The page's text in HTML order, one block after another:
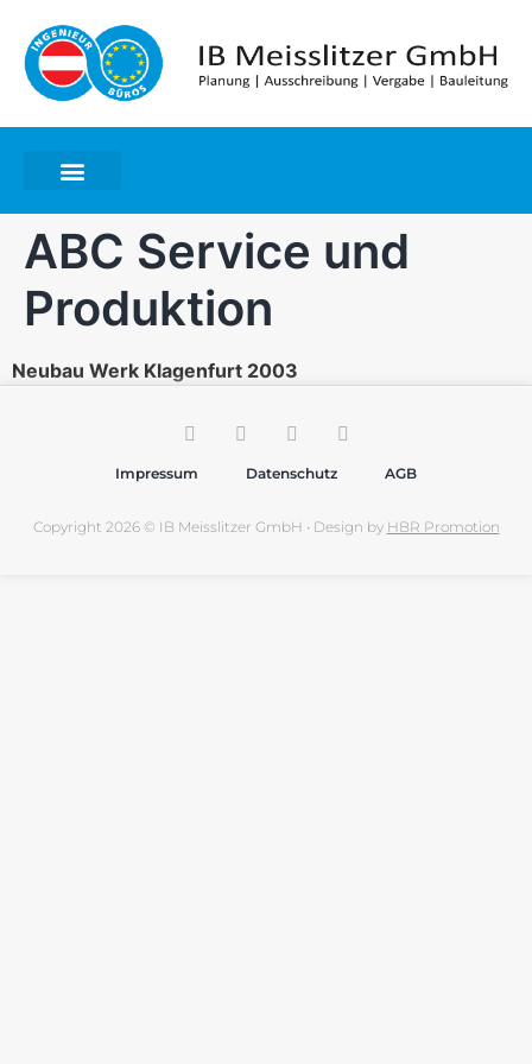
ABC Service und
Produktion
Neubau Werk Klagenfurt 2003
Impressum Datenschutz AGB
Copyright 2026 © IB Meisslitzer GmbH • Design by HBR Promotion